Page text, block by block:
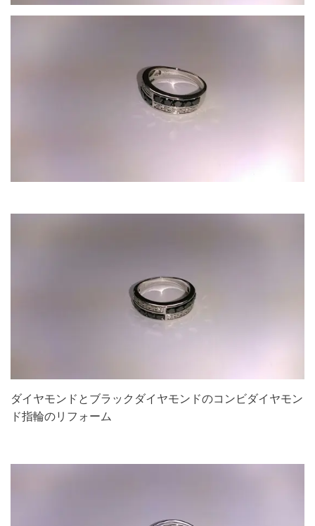
ダイヤモンドとブラックダイヤモンドのコンビダイヤモン
ド指輪のリフォーム